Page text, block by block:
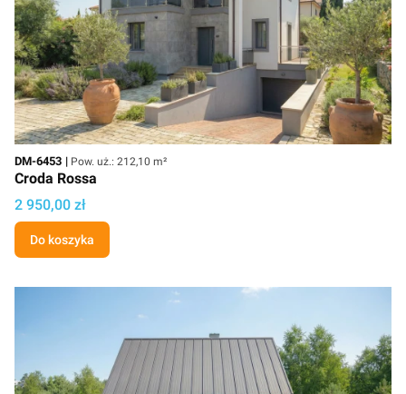
Kod
DM-6453 Powierzchnia użytkowa
Pow. uż.: 212,10 m²
Croda Rossa
Cena
2 950,00 zł
Do koszyka